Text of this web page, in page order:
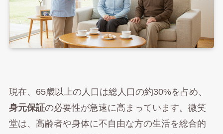
現在、65歳以上の人口は総人口の約30%を占め、
身元保証の必要性が急速に高まっています。微笑
堂は、高齢者や身体に不自由な方の生活を総合的